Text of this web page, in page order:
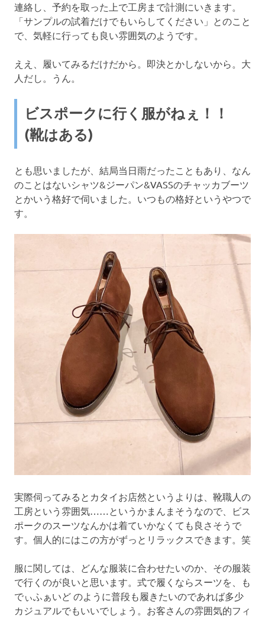
連絡し、予約を取った上で工房まで計測にいきます。
「サンプルの試着だけでもいらしてください」とのこと
で、気軽に行っても良い雰囲気のようです。
ええ、履いてみるだけだから。即決とかしないから。大
人だし。うん。
ビスポークに行く服がねぇ！！
(靴はある)
とも思いましたが、結局当日雨だったこともあり、なん
のことはないシャツ&ジーパン&VASSのチャッカブーツ
とかいう格好で伺いました。いつもの格好というやつで
す。
実際伺ってみるとカタイお店然というよりは、靴職人の
工房という雰囲気……というかまんまそうなので、ビス
ポークのスーツなんかは着ていかなくても良さそうで
す。個人的にはこの方がずっとリラックスできます。笑
服に関しては、どんな服装に合わせたいのか、その服装
で行くのが良いと思います。式で履くならスーツを、も
でぃふぁいど のように普段も履きたいのであれば多少
カジュアルでもいいでしょう。お客さんの雰囲気的フィ